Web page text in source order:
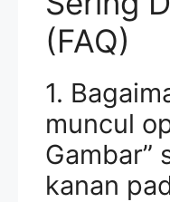
(FAQ)
1.
muncul
Gambar”
kanan